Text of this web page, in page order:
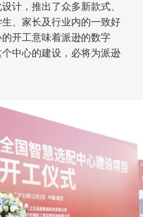
计，推出了众多新款式、
、家长及行业内的一致好
开工意味着派逊的数字
中心的建设，必将为派逊